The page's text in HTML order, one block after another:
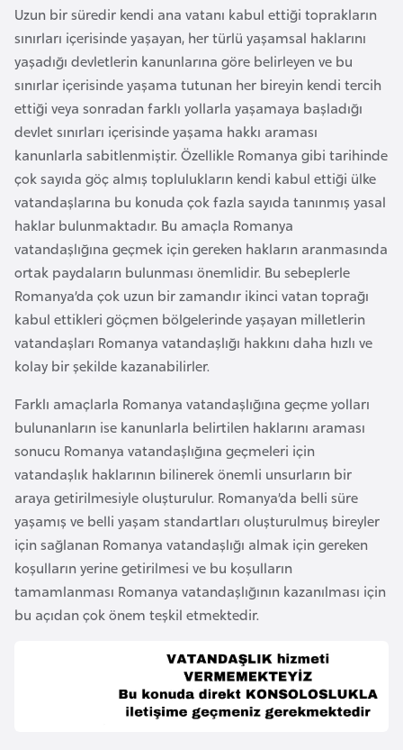
Uzun bir süredir kendi ana vatanı kabul ettiği toprakların
sınırları içerisinde yaşayan, her türlü yaşamsal haklarını
yaşadığı devletlerin kanunlarına göre belirleyen ve bu
sınırlar içerisinde yaşama tutunan her bireyin kendi tercih
ettiği veya sonradan farklı yollarla yaşamaya başladığı
devlet sınırları içerisinde yaşama hakkı araması
kanunlarla sabitlenmiştir. Özellikle Romanya gibi tarihinde
çok sayıda göç almış toplulukların kendi kabul ettiği ülke
vatandaşlarına bu konuda çok fazla sayıda tanınmış yasal
haklar bulunmaktadır. Bu amaçla Romanya
vatandaşlığına geçmek için gereken hakların aranmasında
ortak paydaların bulunması önemlidir. Bu sebeplerle
Romanya’da çok uzun bir zamandır ikinci vatan toprağı
kabul ettikleri göçmen bölgelerinde yaşayan milletlerin
vatandaşları Romanya vatandaşlığı hakkını daha hızlı ve
kolay bir şekilde kazanabilirler.
Farklı amaçlarla Romanya vatandaşlığına geçme yolları
bulunanların ise kanunlarla belirtilen haklarını araması
sonucu Romanya vatandaşlığına geçmeleri için
vatandaşlık haklarının bilinerek önemli unsurların bir
araya getirilmesiyle oluşturulur. Romanya’da belli süre
yaşamış ve belli yaşam standartları oluşturulmuş bireyler
için sağlanan Romanya vatandaşlığı almak için gereken
koşulların yerine getirilmesi ve bu koşulların
tamamlanması Romanya vatandaşlığının kazanılması için
bu açıdan çok önem teşkil etmektedir.
B
a
h
r
e
y
n
B
a
n
g
l
a
d
e
ş
B
e
l
a
r
u
s